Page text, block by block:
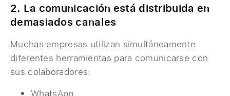
2. La comunicación está distribuida en
demasiados canales
Muchas empresas utilizan simultáneamente
diferentes herramientas para comunicarse con
sus colaboradores:
WhatsApp.